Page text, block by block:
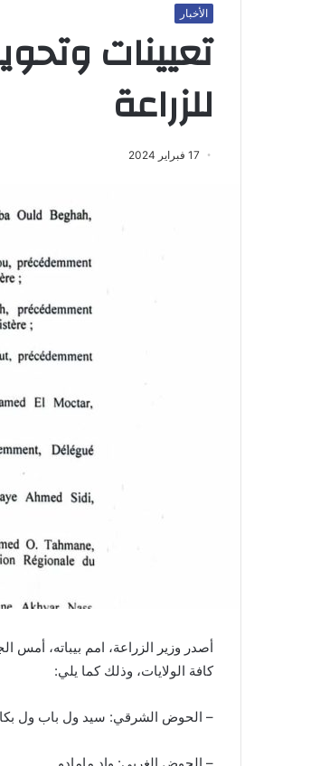
الأخبار
تعيينات
للزراعة
17 فبراير 2024
أصدر وزير الزراعة، امم بيباته، أمس
كافة الولايات، وذلك كما يلي:
– الحوض الشرقي: سيد ول باب ول